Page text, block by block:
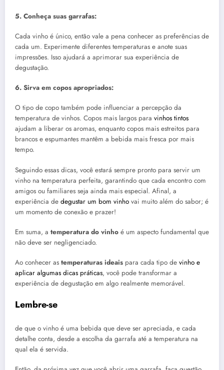
5. Conheça suas garrafas:
Cada vinho é único, então vale a pena conhecer as preferências de
cada um. Experimente diferentes temperaturas e anote suas
impressões. Isso ajudará a aprimorar sua experiência de
degustação.
6. Sirva em copos apropriados:
O tipo de copo também pode influenciar a percepção da
temperatura de vinhos. Copos mais largos para vinhos tintos
ajudam a liberar os aromas, enquanto copos mais estreitos para
brancos e espumantes mantêm a bebida mais fresca por mais
tempo.
Seguindo essas dicas, você estará sempre pronto para servir um
vinho na temperatura perfeita, garantindo que cada encontro com
amigos ou familiares seja ainda mais especial. Afinal, a
experiência de degustar um bom vinho vai muito além do sabor; é
um momento de conexão e prazer!
Em suma, a temperatura do vinho é um aspecto fundamental que
não deve ser negligenciado.
Ao conhecer as temperaturas ideais para cada tipo de vinho e
aplicar algumas dicas práticas, você pode transformar a
experiência de degustação em algo realmente memorável.
Lembre-se
de que o vinho é uma bebida que deve ser apreciada, e cada
detalhe conta, desde a escolha da garrafa até a temperatura na
qual ela é servida.